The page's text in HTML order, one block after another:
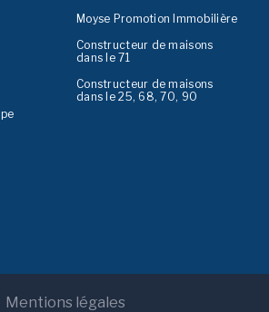
Moyse Promotion Immobilière
Constructeur de maisons
dans le 71
Constructeur de maisons
dans le 25, 68, 70, 90
Mentions légales